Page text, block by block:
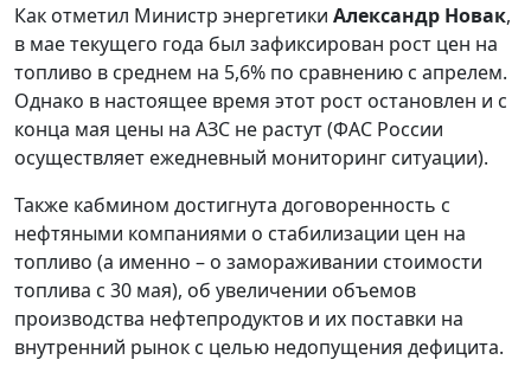
Как отметил Министр энергетики Александр Новак,
в мае текущего года был зафиксирован рост цен на
топливо в среднем на 5,6% по сравнению с апрелем.
Однако в настоящее время этот рост остановлен и с
конца мая цены на АЗС не растут (ФАС России
осуществляет ежедневный мониторинг ситуации).
Также кабмином достигнута договоренность с
нефтяными компаниями о стабилизации цен на
топливо (а именно – о замораживании стоимости
топлива с 30 мая), об увеличении объемов
производства нефтепродуктов и их поставки на
внутренний рынок с целью недопущения дефицита.